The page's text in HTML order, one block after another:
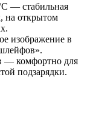
— стабильная
на открытом
изображение в
— комфортно для
подзарядки.